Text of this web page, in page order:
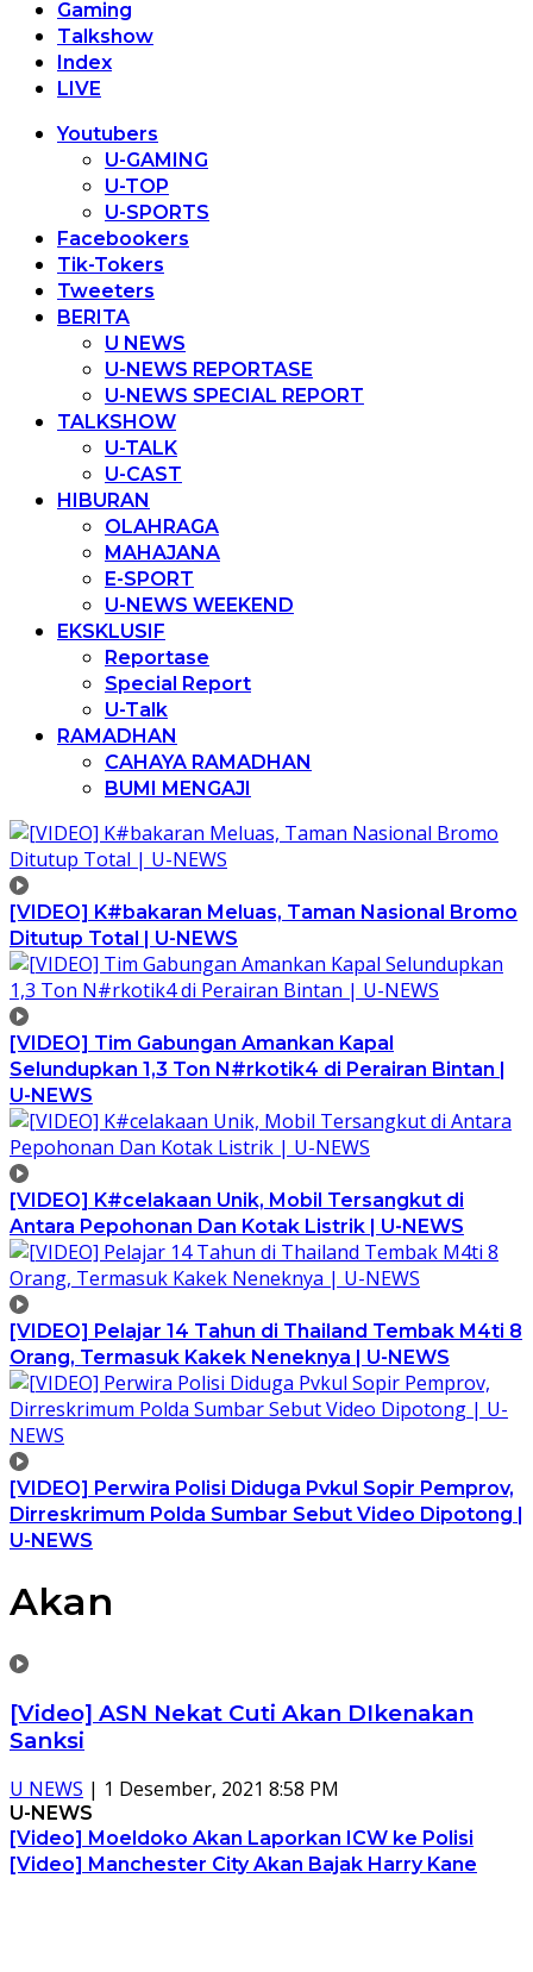
Gaming
Talkshow
Index
LIVE
Youtubers
U-GAMING
U-TOP
U-SPORTS
Facebookers
Tik-Tokers
Tweeters
BERITA
U NEWS
U-NEWS REPORTASE
U-NEWS SPECIAL REPORT
TALKSHOW
U-TALK
U-CAST
HIBURAN
OLAHRAGA
MAHAJANA
E-SPORT
U-NEWS WEEKEND
EKSKLUSIF
Reportase
Special Report
U-Talk
RAMADHAN
CAHAYA RAMADHAN
BUMI MENGAJI
[VIDEO] K#bakaran Meluas, Taman Nasional Bromo
Ditutup Total | U-NEWS
[VIDEO] Tim Gabungan Amankan Kapal
Selundupkan 1,3 Ton N#rkotik4 di Perairan Bintan |
U-NEWS
[VIDEO] K#celakaan Unik, Mobil Tersangkut di
Antara Pepohonan Dan Kotak Listrik | U-NEWS
[VIDEO] Pelajar 14 Tahun di Thailand Tembak M4ti 8
Orang, Termasuk Kakek Neneknya | U-NEWS
[VIDEO] Perwira Polisi Diduga Pvkul Sopir Pemprov,
Dirreskrimum Polda Sumbar Sebut Video Dipotong |
U-NEWS
Akan
[Video] ASN Nekat Cuti Akan DIkenakan
Sanksi
U NEWS | 1 Desember, 2021 8:58 PM
U-NEWS
[Video] Moeldoko Akan Laporkan ICW ke Polisi
[Video] Manchester City Akan Bajak Harry Kane